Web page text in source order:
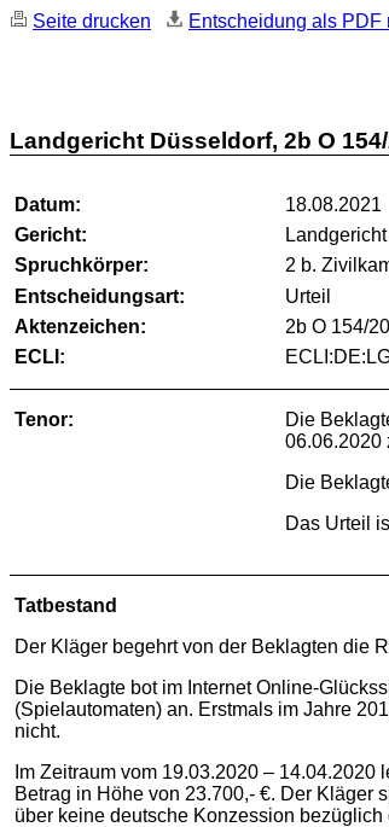
Seite drucken Entscheidung als PDF
Landgericht Düsseldorf, 2b O
Datum:
18.08.2021
Gericht:
Spruchkörper:
2 b.
Entscheidungsart:
Urteil
Aktenzeichen:
2b O 154/20
ECLI:
Tenor:
Die
06.06.2020
Die
Das Urteil
Tatbestand
Der Kläger begehrt von der Beklagten die
Die Beklagte bot im Internet Online-
(Spielautomaten) an. Erstmals im Jahre
nicht.
Im Zeitraum vom 19.03.2020 –
Betrag in Höhe von 23.700,- €. Der Kläger
über keine deutsche Konzession bezüglich